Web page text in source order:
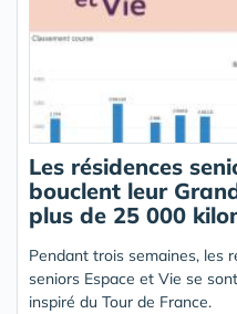
Les résidences
bouclent leur
plus de 25 000
Pendant trois semaines, les
seniors Espace et Vie se
inspiré du Tour de France.